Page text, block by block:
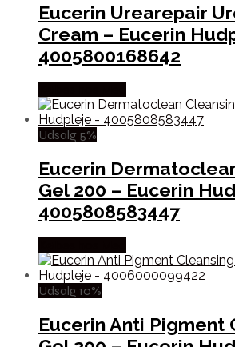
Eucerin Urearepair
Cream – Eucerin
4005800168642
Udsalg 5%
Eucerin
Gel 200 – Eucerin
4005808583447
Udsalg 10%
Eucerin Anti Pigment